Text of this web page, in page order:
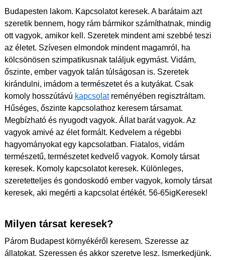
Budapesten lakom. Kapcsolatot keresek. A barátaim azt
szeretik bennem, hogy rám bármikor számíthatnak, mindig
ott vagyok, amikor kell. Szeretek mindent ami szebbé teszi
az életet. Szívesen elmondok mindent magamról, ha
kölcsönösen szimpatikusnak találjuk egymást. Vidám,
őszinte, ember vagyok talán túlságosan is. Szeretek
kirándulni, imádom a természetet és a kutyákat. Csak
komoly hosszútávú kapcsolatreményében regisztráltam.
Hűséges, őszinte kapcsolathoz keresem társamat.
Megbízható és nyugodt vagyok. Állat barát vagyok. Az
vagyok amivé az élet formált. Kedvelem a régebbi
hagyományokat egy kapcsolatban. Fiatalos, vidám
természetű, természetet kedvelő vagyok. Komoly társat
keresek. Komoly kapcsolatot keresek. Különleges,
szeretetteljes és gondoskodó ember vagyok, komoly társat
keresek, aki megérti a kapcsolat értékét. 56-65igKeresek!
Milyen társat keresek?
Párom Budapest környékéről keresem. Szeresse az
állatokat. Szeressen és akkor szeretve lesz. Ismerkedjünk.